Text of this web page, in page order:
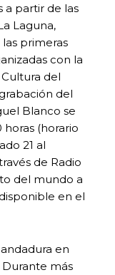
a partir de las
Laguna,
primeras
con la
del
del
Blanco se
(horario
21 al
de Radio
del mundo a
en el
en
Durante más